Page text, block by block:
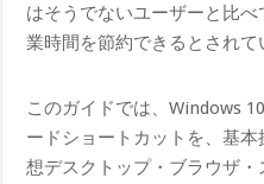
はそうでないユーザーと比
業時間を節約できるとされて
このガイドでは、Windows
ードショートカットを、基
想デスクトップ・ブラウザ